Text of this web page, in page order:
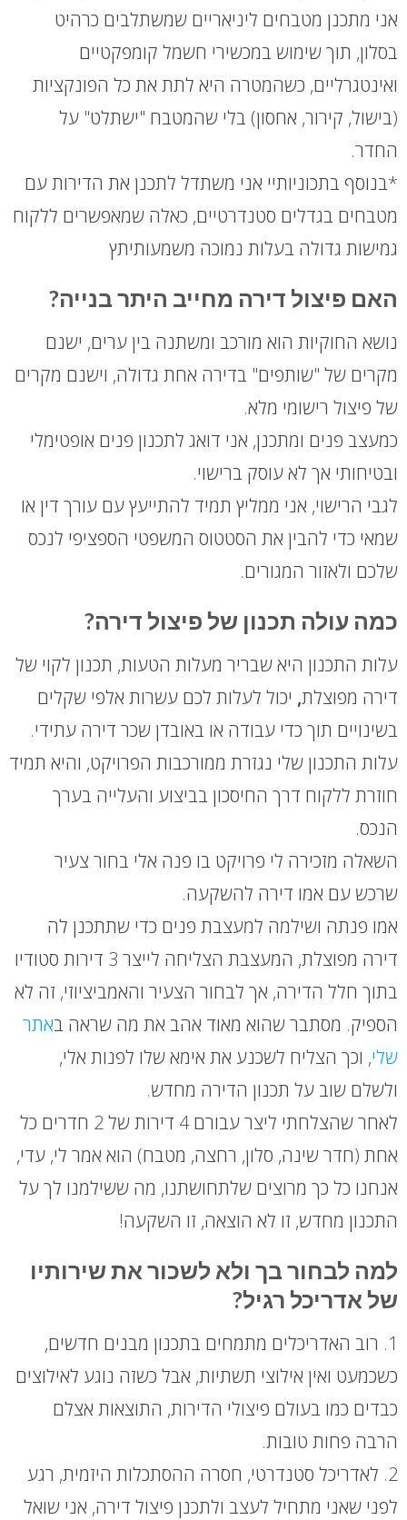
אני מתכנן מטבחים ליניאריים שמשתלבים כרהיט
בסלון, תוך שימוש במכשירי חשמל קומפקטיים
ואינטגרליים, כשהמטרה היא לתת את כל הפונקציות
(בישול, קירור, אחסון) בלי שהמטבח "ישתלט" על
החדר.
*בנוסף בתכוניותיי אני משתדל לתכנן את הדירות עם
מטבחים בגדלים סטנדרטיים, כאלה שמאפשרים ללקוח
גמישות גדולה בעלות נמוכה משמעותיתץ
האם פיצול דירה מחייב היתר בנייה?
נושא החוקיות הוא מורכב ומשתנה בין ערים, ישנם
מקרים של "שותפים" בדירה אחת גדולה, וישנם מקרים
של פיצול רישומי מלא.
כמעצב פנים ומתכנן, אני דואג לתכנון פנים אופטימלי
ובטיחותי אך לא עוסק ברישוי.
לגבי הרישוי, אני ממליץ תמיד להתייעץ עם עורך דין או
שמאי כדי להבין את הסטטוס המשפטי הספציפי לנכס
שלכם ולאזור המגורים.
כמה עולה תכנון של פיצול דירה?
עלות התכנון היא שבריר מעלות הטעות, תכנון לקוי של
דירה מפוצלת, יכול לעלות לכם עשרות אלפי שקלים
בשינויים תוך כדי עבודה או באובדן שכר דירה עתידי.
עלות התכנון שלי נגזרת ממורכבות הפרויקט, והיא תמיד
חוזרת ללקוח דרך החיסכון בביצוע והעלייה בערך
הנכס.
השאלה מזכירה לי פרויקט בו פנה אלי בחור צעיר
שרכש עם אמו דירה להשקעה.
אמו פנתה ושילמה למעצבת פנים כדי שתתכנן לה
דירה מפוצלת, המעצבת הצליחה לייצר 3 דירות סטודיו
בתוך חלל הדירה, אך לבחור הצעיר והאמביציוזי, זה לא
הספיק. מסתבר שהוא מאוד אהב את מה שראה באתר
שלי, וכך הצליח לשכנע את אימא שלו לפנות אלי,
ולשלם שוב על תכנון הדירה מחדש.
לאחר שהצלחתי ליצר עבורם 4 דירות של 2 חדרים כל
אחת (חדר שינה, סלון, רחצה, מטבח) הוא אמר לי, עדי,
אנחנו כל כך מרוצים שלתחושתנו, מה ששילמנו לך על
התכנון מחדש, זו לא הוצאה, זו השקעה!
למה לבחור בך ולא לשכור את שירותיו
של אדריכל רגיל?
1. רוב האדריכלים מתמחים בתכנון מבנים חדשים,
כשכמעט ואין אילוצי תשתיות, אבל כשזה נוגע לאילוצים
כבדים כמו בעולם פיצולי הדירות, התוצאות אצלם
הרבה פחות טובות.
2. לאדריכל סטנדרטי, חסרה ההסתכלות היזמית, רגע
לפני שאני מתחיל לעצב ולתכנן פיצול דירה, אני שואל